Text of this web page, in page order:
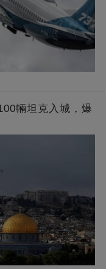
輛坦克入城，爆